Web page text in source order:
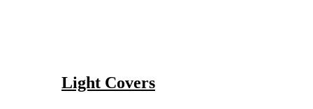
Light Covers